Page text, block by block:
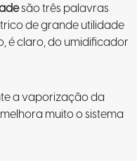
são três palavras
de grande utilidade
é claro, do umidificador
a vaporização da
muito o sistema